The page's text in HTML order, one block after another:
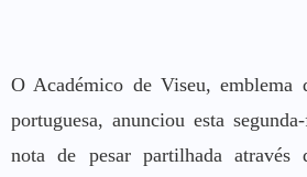
O Académico de Viseu,
portuguesa, anunciou esta
nota de pesar partilhada através